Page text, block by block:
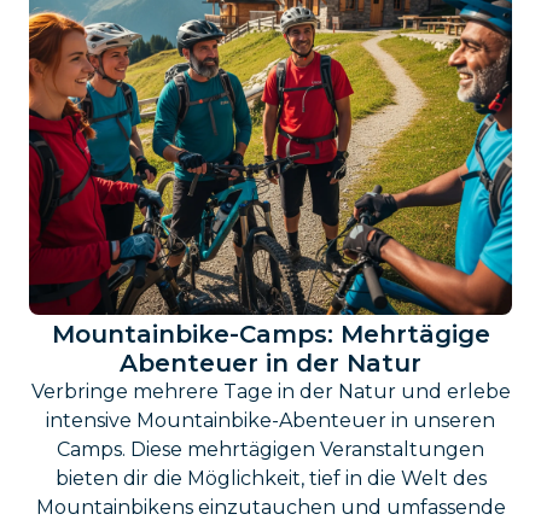
Mountainbike-Camps: Mehrtägige
Abenteuer in der Natur
Verbringe mehrere Tage in der Natur und erlebe
intensive Mountainbike-Abenteuer in unseren
Camps. Diese mehrtägigen Veranstaltungen
bieten dir die Möglichkeit, tief in die Welt des
Mountainbikens einzutauchen und umfassende